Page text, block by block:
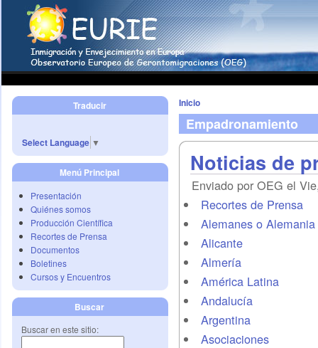
Traducir
Select Language ▼
Menú Principal
Presentación
Quiénes somos
Producción Científica
Recortes de Prensa
Documentos
Boletines
Cursos y Encuentros
Buscar
Buscar en este sitio:
Inicio
Empadronamiento
Noticias de
Enviado por OEG el
Recortes de Prensa
Alemanes o Alemania
Alicante
Almería
América Latina
Andalucía
Argentina
Asociaciones